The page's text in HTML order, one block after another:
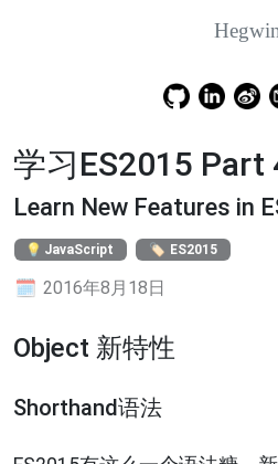
学习ES2015 Part
Learn New Features in
JavaScript ES2015
2016年8月18日
Object 新特性
Shorthand语法
Hegwin